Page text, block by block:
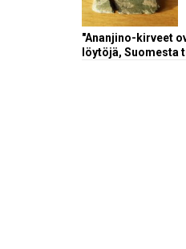
"Ananjino-kirveet
löytöjä, Suomesta